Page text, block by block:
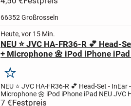
66352 Großrosseln
Heute, vor 15 Min.
NEU ⭐ JVC HA-FR36-R 💕 Head-
+ Microphone 🌼 iPod iPhone iPad
Merken
NEU ⭐ JVC HA-FR36-R 💕 Head-Set -
Microphone 🌼 iPod iPhone iPad NEUJVC
MicrophoneiPod iPhone iPad NEU
7 €Festpreis